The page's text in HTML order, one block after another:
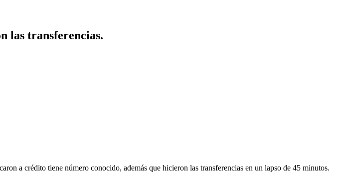
las transferencias.
a crédito tiene número conocido, además que hicieron las transferencias en un lapso de 45 minutos.